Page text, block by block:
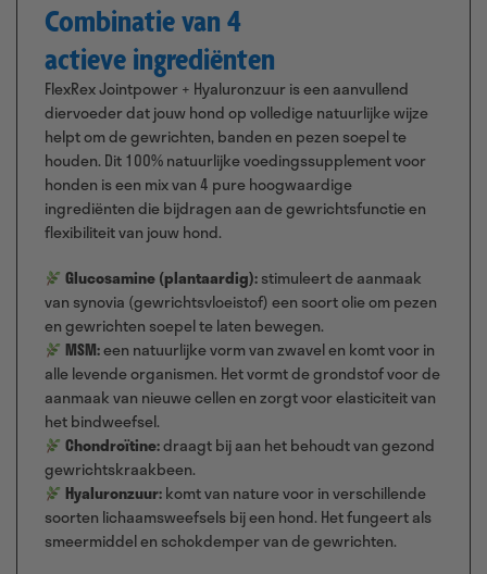
Combinatie van 4
actieve ingrediënten
FlexRex Jointpower + Hyaluronzuur is een aanvullend
diervoeder dat jouw hond op volledige natuurlijke wijze
helpt om de gewrichten, banden en pezen soepel te
houden. Dit 100% natuurlijke voedingssupplement voor
honden is een mix van 4 pure hoogwaardige
ingrediënten die bijdragen aan de gewrichtsfunctie en
flexibiliteit van jouw hond.
Glucosamine (plantaardig):stimuleert de aanmaak
van synovia (gewrichtsvloeistof) een soort olie om pezen
en gewrichten soepel te laten bewegen.
MSM:een natuurlijke vorm van zwavel en komt voor in
alle levende organismen. Het vormt de grondstof voor de
aanmaak van nieuwe cellen en zorgt voor elasticiteit van
het bindweefsel.
Chondroïtine:draagt bij aan het behoudt van gezond
gewrichtskraakbeen.
Hyaluronzuur:komt van nature voor in verschillende
soorten lichaamsweefsels bij een hond. Het fungeert als
smeermiddel en schokdemper van de gewrichten.